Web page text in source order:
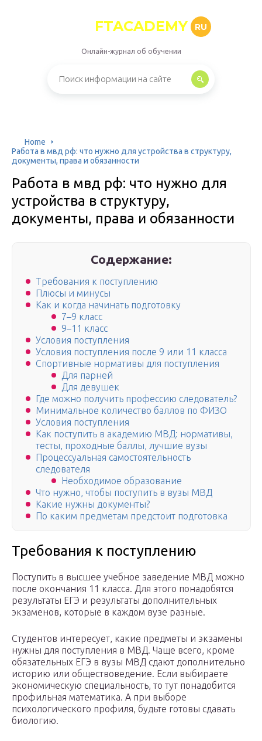
FTACADEMY RU
Онлайн-журнал об обучении
Home
Работа в мвд рф: что нужно для устройства в структуру,
документы, права и обязанности
Работа в мвд рф: что нужно для
устройства в структуру,
документы, права и обязанности
Содержание:
Требования к поступлению
Плюсы и минусы
Как и когда начинать подготовку
7–9 класс
9–11 класс
Условия поступления
Условия поступления после 9 или 11 класса
Спортивные нормативы для поступления
Для парней
Для девушек
Где можно получить профессию следователь?
Минимальное количество баллов по ФИЗО
Условия поступления
Как поступить в академию МВД: нормативы,
тесты, проходные баллы, лучшие вузы
Процессуальная самостоятельность
следователя
Необходимое образование
Что нужно, чтобы поступить в вузы МВД
Какие нужны документы?
По каким предметам предстоит подготовка
Требования к поступлению
Поступить в высшее учебное заведение МВД можно
после окончания 11 класса. Для этого понадобятся
результаты ЕГЭ и результаты дополнительных
экзаменов, которые в каждом вузе разные.
Студентов интересует, какие предметы и экзамены
нужны для поступления в МВД. Чаще всего, кроме
обязательных ЕГЭ в вузы МВД сдают дополнительно
историю или обществоведение. Если выбираете
экономическую специальность, то тут понадобится
профильная математика. А при выборе
психологического профиля, будьте готовы сдавать
биологию.